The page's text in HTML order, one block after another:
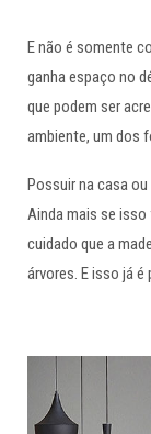
E não é somente
ganha espaço no
que podem ser
ambiente, um dos
Possuir na casa
Ainda mais se isso
cuidado que a
árvores. E isso já é